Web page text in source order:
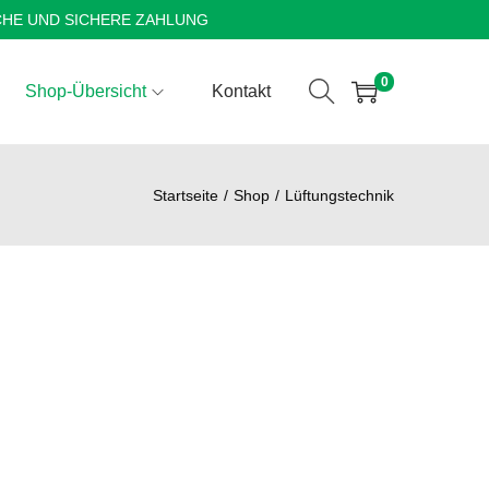
UND SICHERE ZAHLUNG
Shop-Übersicht Kontakt 0
Startseite / Shop / Lüftungstechnik